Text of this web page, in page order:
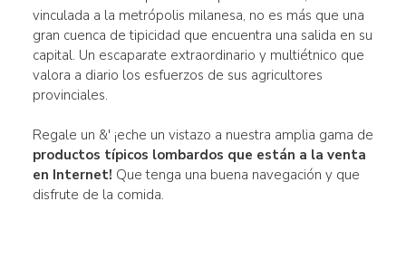
vinculada a la metrópolis milanesa, no es más que una
gran cuenca de tipicidad que encuentra una salida en su
capital. Un escaparate extraordinario y multiétnico que
valora a diario los esfuerzos de sus agricultores
provinciales.
Regale un &' ¡eche un vistazo a nuestra amplia gama de
productos típicos lombardos que están a la venta
en Internet! Que tenga una buena navegación y que
disfrute de la comida.